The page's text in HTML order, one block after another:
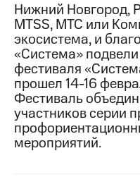
Медиа-центр
Пресс-
релизы
МТС
о технологиях
Достижения
Интервью
Нижний Новгород,
MTSS, МТС или
экосистема, и
«Система»
фестиваля
прошел 14-16
Фестиваль
участников серии
мероприятий.